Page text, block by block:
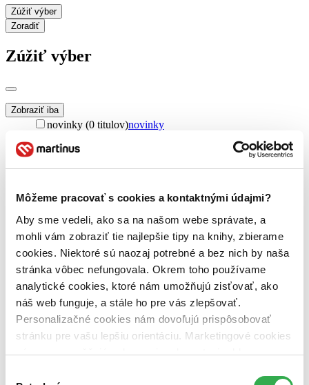
Môžeme pracovať s cookies a kontaktnými údajmi?
Aby sme vedeli, ako sa na našom webe správate, a
mohli vám zobraziť tie najlepšie tipy na knihy, zbierame
cookies. Niektoré sú naozaj potrebné a bez nich by naša
stránka vôbec nefungovala. Okrem toho používame
analytické cookies, ktoré nám umožňujú zisťovať, ako
náš web funguje, a stále ho pre vás zlepšovať.
Personalizačné cookies nám dovoľujú prispôsobovať
stránku pre vašu lepšiu orientáciu. Marketingové cookies
nám zas umožňujú zobrazenie relevantnej reklamy.
Zúžiť výber
Zoradiť
Zúžiť výber
Zobraziť iba
novinky (0 titulov)novinky
predpredaj (0 titulov) predpredaj
pripravujeme (0 titulov)pripravujeme
dostupná (bez vypredaných) (0 titulov)dostupná (bez
vypredaných)
Nové / čítané
nová (0 titulov)nová
čítaná (0 titulov)čítaná
čítaná - výborný stav (0 titulov)čítaná - výborný stav
čítaná - mierne opotrebovaná (0 titulov)
čítaná - mierne
opotrebovaná
čítané verzie vypredaných kníh (0 titulov)čítané verzie